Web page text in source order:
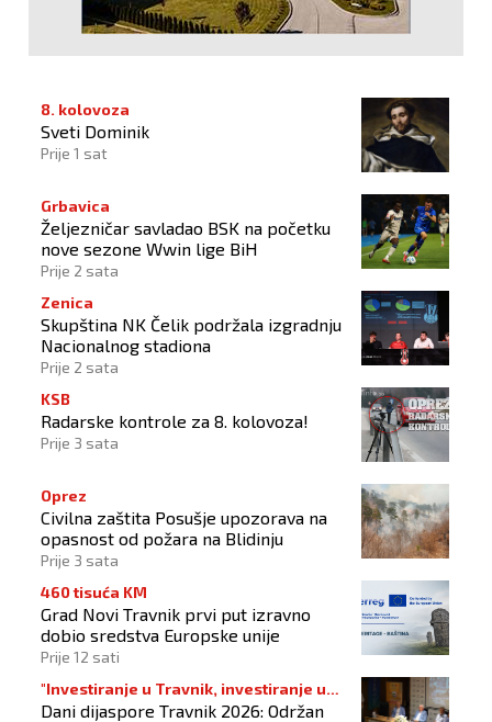
8. kolovoza
Sveti Dominik
Prije 1 sat
Grbavica
Željezničar savladao BSK na početku
nove sezone Wwin lige BiH
Prije 2 sata
Zenica
Skupština NK Čelik podržala izgradnju
Nacionalnog stadiona
Prije 2 sata
KSB
Radarske kontrole za 8. kolovoza!
Prije 3 sata
Oprez
Civilna zaštita Posušje upozorava na
opasnost od požara na Blidinju
Prije 3 sata
460 tisuća KM
Grad Novi Travnik prvi put izravno
dobio sredstva Europske unije
Prije 12 sati
"Investiranje u Travnik, investiranje u
budućnost"
Dani dijaspore Travnik 2026: Održan